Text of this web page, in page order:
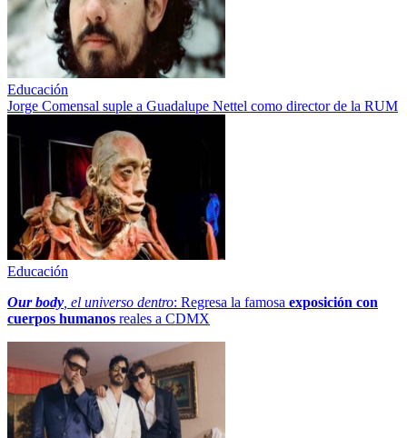
Educación
Jorge Comensal suple a Guadalupe Nettel como director de la RUM
Educación
Our body , el universo dentro: Regresa la famosa exposición con
cuerpos humanos reales a CDMX